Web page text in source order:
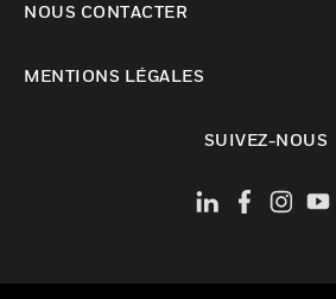
NOUS CONTACTER
MENTIONS LÉGALES
SUIVEZ-NOUS